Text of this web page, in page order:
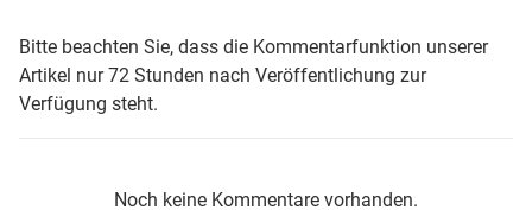
Bitte beachten Sie, dass die Kommentarfunktion unserer
Artikel nur 72 Stunden nach Veröffentlichung zur
Verfügung steht.
Noch keine Kommentare vorhanden.